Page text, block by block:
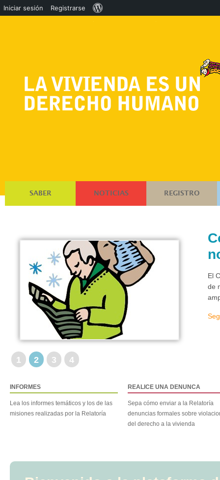
SABER NOTICIAS REGISTRO
El
de
1 2 3 4
INFORMES
Lea los informes temáticos y los de las
misiones realizadas por la Relatoría
REALICE UNA DENUNCA
Sepa cómo enviar a la Relatoría
denuncias formales sobre
del derecho a la vivienda
Iniciar sesión Registrarse